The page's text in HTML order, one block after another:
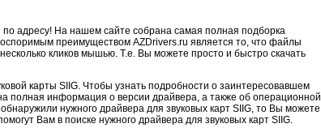
адресу! На нашем сайте собрана самая полная подборка
преимуществом AZDrivers.ru является то, что файлы
кликов мышью. Т.е. Вы можете просто и быстро скачать
карты SIIG. Чтобы узнать подробности о заинтересовавшем
полная информация о версии драйвера, а также об операционной
нужного драйвера для звуковых карт SIIG, то Вы можете
Вам в поиске нужного драйвера для звуковых карт SIIG.